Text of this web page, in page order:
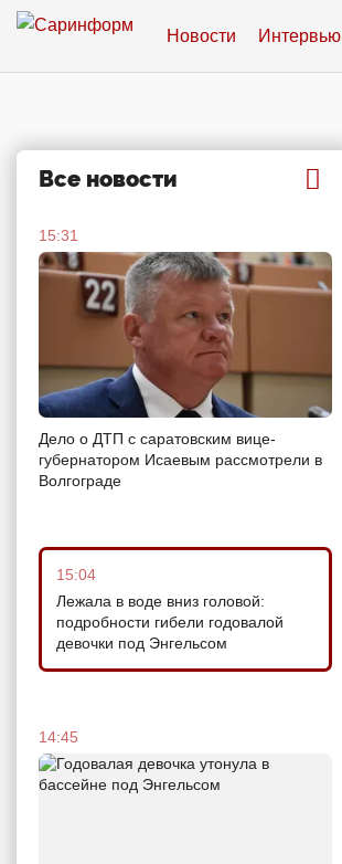
Новости Интервью
Все новости
15:31
Дело о ДТП с саратовским вице-
губернатором Исаевым рассмотрели в
Волгограде
15:04
Лежала в воде вниз головой:
подробности гибели годовалой
девочки под Энгельсом
14:45